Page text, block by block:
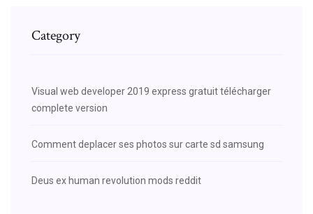
Category
Visual web developer 2019 express gratuit télécharger
complete version
Comment deplacer ses photos sur carte sd samsung
Deus ex human revolution mods reddit